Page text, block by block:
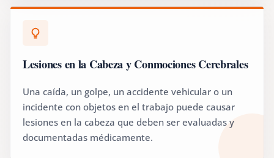
Lesiones en la Cabeza y Conmociones Cerebrales
Una caída, un golpe, un accidente vehicular o un
incidente con objetos en el trabajo puede causar
lesiones en la cabeza que deben ser evaluadas y
documentadas médicamente.